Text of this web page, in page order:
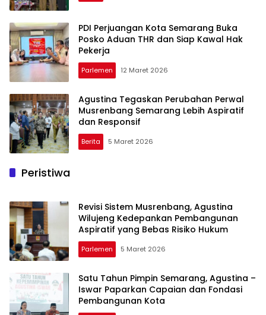
PDI Perjuangan Kota Semarang Buka
Posko Aduan THR dan Siap Kawal Hak
Pekerja
Parlemen 12 Maret 2026
Agustina Tegaskan Perubahan Perwal
Musrenbang Semarang Lebih Aspiratif
dan Responsif
Berita 5 Maret 2026
Peristiwa
Revisi Sistem Musrenbang, Agustina
Wilujeng Kedepankan Pembangunan
Aspiratif yang Bebas Risiko Hukum
Parlemen 5 Maret 2026
Satu Tahun Pimpin Semarang, Agustina –
Iswar Paparkan Capaian dan Fondasi
Pembangunan Kota